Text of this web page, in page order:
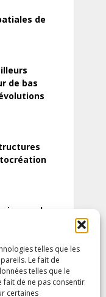
telles que les
Le fait de
telles que le
fait de ne pas consentir
certaines
de
de bas
:quels
pour